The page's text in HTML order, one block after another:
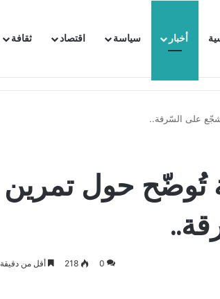
أخبار سياسة اقتصاد ثقافة
بتونس وتبلغها احتجاجا شديد اللهجة !!
على السّرقة..
تُوضّح حول تمرين
0
218 أقل من دقيقة